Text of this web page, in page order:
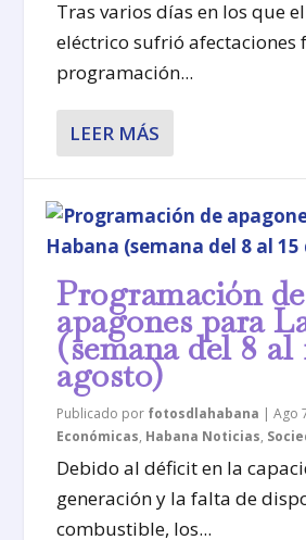
Tras varios días en los que
eléctrico sufrió afectaciones
programación...
LEER MÁS
Programación de
apagones para
(semana del 8 al
agosto)
Publicado por fotosdlahabana |Ago
Económicas, Habana Noticias,
Debido al déficit en la
generación y la falta de
combustible, los...